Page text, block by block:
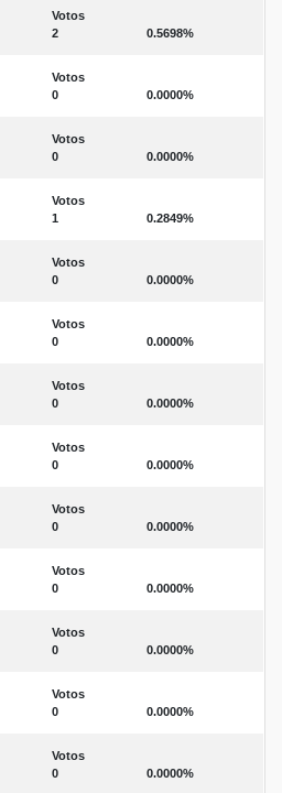
Votos
2
0.5698%
Votos
0
0.0000%
Votos
0
0.0000%
Votos
1
0.2849%
Votos
0
0.0000%
Votos
0
0.0000%
Votos
0
0.0000%
Votos
0
0.0000%
Votos
0
0.0000%
Votos
0
0.0000%
Votos
0
0.0000%
Votos
0
0.0000%
Votos
0
0.0000%